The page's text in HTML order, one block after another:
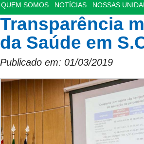
QUEM SOMOS NOTÍCIAS NOSSAS
Transparência
da Saúde em
Publicado em: 01/03/2019